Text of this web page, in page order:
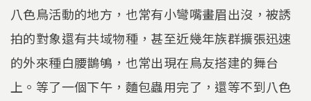
八色鳥活動的地方，也常有小彎嘴畫眉出沒，被誘
拍的對象還有共域物種，甚至近幾年族群擴張迅速
的外來種白腰鵲鴝，也常出現在鳥友搭建的舞台
上。等了一個下午，麵包蟲用完了，還等不到八色